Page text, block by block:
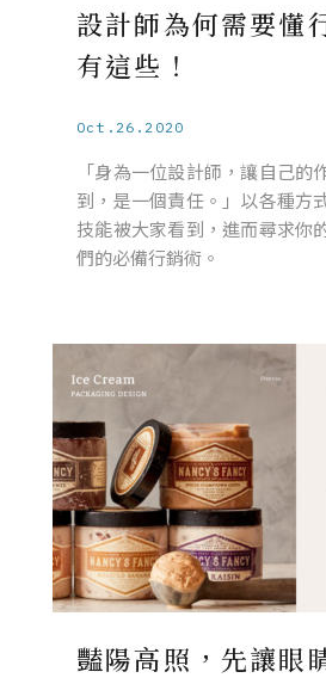
設計師為何需要懂
有這些！
Oct.26.2020
「身為一位設計師，讓自己的
到，是一個責任。」以各種方
技能被大家看到，進而尋求你
們的必備行銷術。
豔陽高照，先讓眼